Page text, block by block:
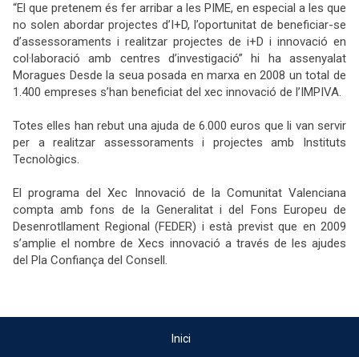
“El que pretenem és fer arribar a les PIME, en especial a les que
no solen abordar projectes d’I+D, l’oportunitat de beneficiar-se
d’assessoraments i realitzar projectes de i+D i innovació en
col·laboració amb centres d’investigació” hi ha assenyalat
Moragues Desde la seua posada en marxa en 2008 un total de
1.400 empreses s’han beneficiat del xec innovació de l’IMPIVA.
Totes elles han rebut una ajuda de 6.000 euros queli van servir
per a realitzar assessoraments i projectes amb Instituts
Tecnològics.
El programa del Xec Innovació de la Comunitat Valenciana
compta amb fons de la Generalitat i del Fons Europeu de
Desenrotllament Regional (FEDER) i està previst que en 2009
s’amplie el nombre de Xecs innovació a través de les ajudes
del Pla Confiança del Consell.
Inici